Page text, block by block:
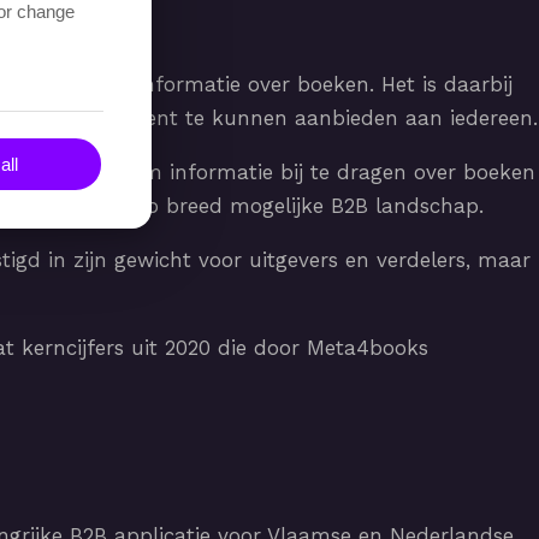
courante informatie over boeken. Het is daarbij
en consistent te kunnen aanbieden aan iedereen.
iedereen om informatie bij te dragen over boeken
naar een zo breed mogelijke B2B landschap.
in zijn gewicht voor uitgevers en verdelers, maar
kerncijfers uit 2020 die door Meta4books
change